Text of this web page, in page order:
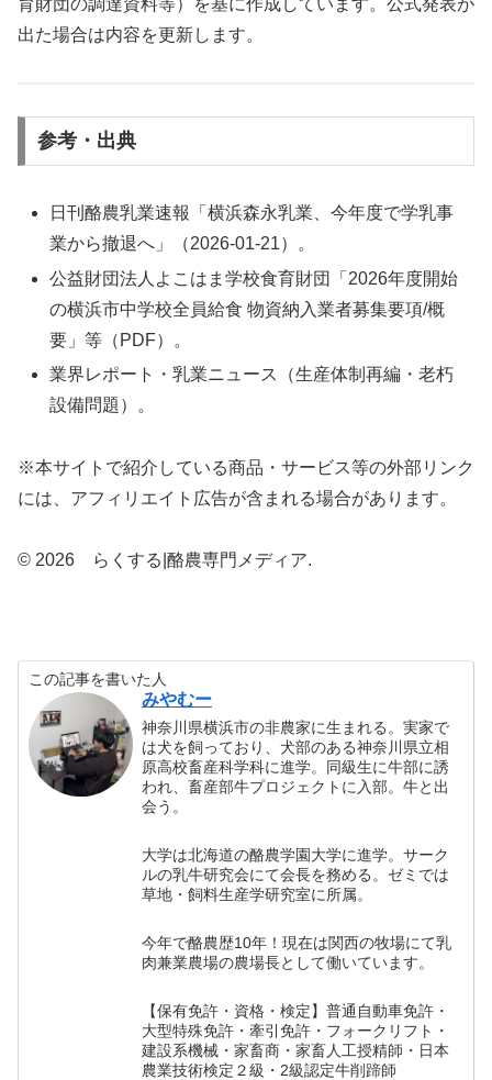
育財団の調達資料等）を基に作成しています。公式発表が
出た場合は内容を更新します。
参考・出典
日刊酪農乳業速報「横浜森永乳業、今年度で学乳事
業から撤退へ」（2026-01-21）。
公益財団法人よこはま学校食育財団「2026年度開始
の横浜市中学校全員給食 物資納入業者募集要項/概
要」等（PDF）。
業界レポート・乳業ニュース（生産体制再編・老朽
設備問題）。
※本サイトで紹介している商品・サービス等の外部リンク
には、アフィリエイト広告が含まれる場合があります。
© 2026 らくする|酪農専門メディア.
この記事を書いた人
みやむー
神奈川県横浜市の非農家に生まれる。実家で
は犬を飼っており、犬部のある神奈川県立相
原高校畜産科学科に進学。同級生に牛部に誘
われ、畜産部牛プロジェクトに入部。牛と出
会う。
大学は北海道の酪農学園大学に進学。サーク
ルの乳牛研究会にて会長を務める。ゼミでは
草地・飼料生産学研究室に所属。
今年で酪農歴10年！現在は関西の牧場にて乳
肉兼業農場の農場長として働いています。
【保有免許・資格・検定】普通自動車免許・
大型特殊免許・牽引免許・フォークリフト・
建設系機械・家畜商・家畜人工授精師・日本
農業技術検定２級・2級認定牛削蹄師